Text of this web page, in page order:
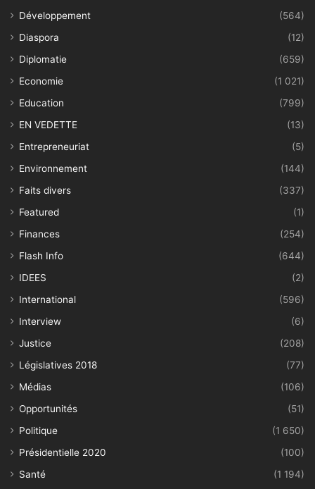
Développement
(564)
Diaspora
(12)
Diplomatie
(659)
Economie
(1 021)
Education
(799)
EN VEDETTE
(13)
Entrepreneuriat
(5)
Environnement
(144)
Faits divers
(337)
Featured
(1)
Finances
(254)
Flash Info
(644)
IDEES
(2)
International
(596)
Interview
(6)
Justice
(208)
Législatives 2018
(77)
Médias
(106)
Opportunités
(51)
Politique
(1 650)
Présidentielle 2020
(100)
Santé
(1 194)